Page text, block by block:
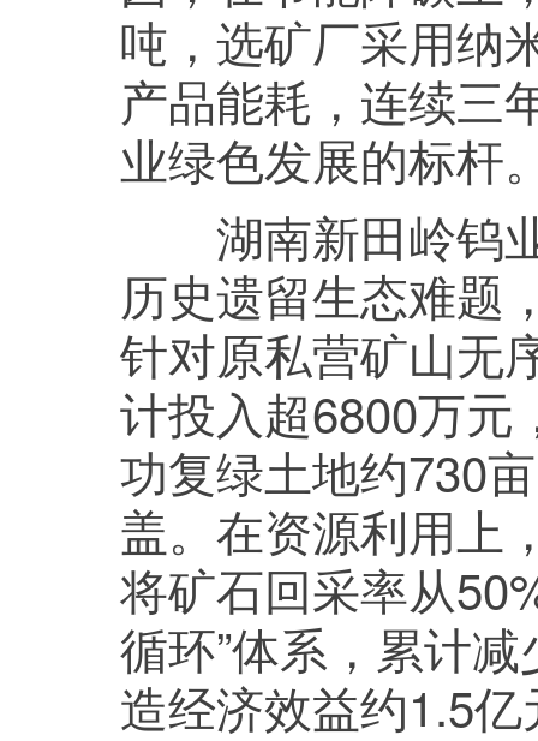
吨，选矿厂采用纳
产品能耗，连续三
业绿色发展的标杆
湖南新田岭钨业
历史遗留生态难题
针对原私营矿山无
计投入超6800万元
功复绿土地约730
盖。在资源利用上
将矿石回采率从
循环”体系，累计
造经济效益约1.5亿